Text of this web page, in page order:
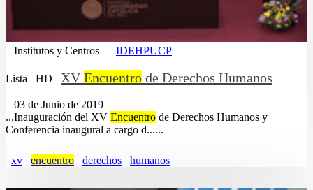
Institutos y Centros IDEHPUCP
Lista HD XV Encuentro de Derechos Humanos
03 de Junio de 2019
...Inauguración del XV Encuentro de Derechos Humanos y
Conferencia inaugural a cargo d......
xv encuentro derechos humanos